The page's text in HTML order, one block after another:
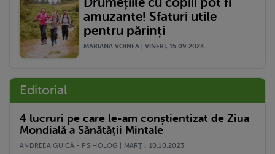
amuzante! Sfaturi utile
pentru părinți
MARIANA VOINEA | VINERI, 15.09.2023
Editorial
4 lucruri pe care le-am conștientizat de Ziua
Mondială a Sănătății Mintale
ANDREEA GUICĂ - PSIHOLOG | MARŢI, 10.10.2023